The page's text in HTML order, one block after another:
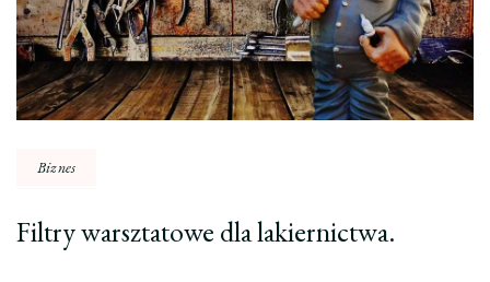
Biznes
Filtry warsztatowe dla lakiernictwa.